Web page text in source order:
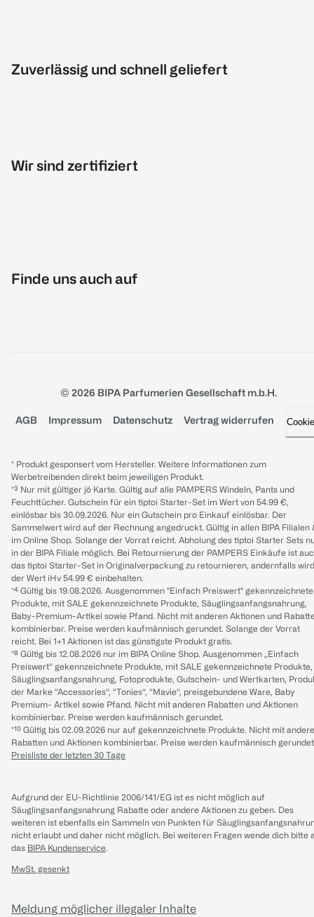
Zuverlässig und schnell geliefert
Wir sind zertifiziert
Finde uns auch auf
© 2026 BIPA Parfumerien Gesellschaft m.b.H.
AGB Impressum Datenschutz Vertrag widerrufen
* Produkt gesponsert vom Hersteller. Weitere Informationen zum
Werbetreibenden direkt beim jeweiligen Produkt.
*³ Nur mit gültiger jö Karte. Gültig auf alle PAMPERS Windeln, Pants und
Feuchttücher. Gutschein für ein tiptoi Starter-Set im Wert von 54.99 €,
einlösbar bis 30.09.2026. Nur ein Gutschein pro Einkauf einlösbar. Der
Sammelwert wird auf der Rechnung angedruckt. Gültig in allen BIPA Filialen
im Online Shop. Solange der Vorrat reicht. Abholung des tiptoi Starter Sets
in der BIPA Filiale möglich. Bei Retournierung der PAMPERS Einkäufe ist
das tiptoi Starter-Set in Originalverpackung zu retournieren, andernfalls wird
der Wert iHv 54.99 € einbehalten.
*⁴ Gültig bis 19.08.2026. Ausgenommen "Einfach Preiswert" gekennzeichnete
Produkte, mit SALE gekennzeichnete Produkte, Säuglingsanfangsnahrung,
Baby-Premium-Artikel sowie Pfand. Nicht mit anderen Aktionen und
kombinierbar. Preise werden kaufmännisch gerundet. Solange der Vorrat
reicht. Bei 1+1 Aktionen ist das günstigste Produkt gratis.
*⁸ Gültig bis 12.08.2026 nur im BIPA Online Shop. Ausgenommen „Einfach
Preiswert“ gekennzeichnete Produkte, mit SALE gekennzeichnete Produkte,
Säuglingsanfangsnahrung, Fotoprodukte, Gutschein- und Wertkarten,
der Marke “Accessories“, “Tonies“, “Mavie“, preisgebundene Ware, Baby
Premium- Artikel sowie Pfand. Nicht mit anderen Rabatten und Aktionen
kombinierbar. Preise werden kaufmännisch gerundet.
*¹⁰ Gültig bis 02.09.2026 nur auf gekennzeichnete Produkte. Nicht mit
Rabatten und Aktionen kombinierbar. Preise werden kaufmännisch
Preisliste der letzten 30 Tage
Aufgrund der EU-Richtlinie 2006/141/EG ist es nicht möglich auf
Säuglingsanfangsnahrung Rabatte oder andere Aktionen zu geben. Des
weiteren ist ebenfalls ein Sammeln von Punkten für
nicht erlaubt und daher nicht möglich. Bei weiteren Fragen wende dich bitte
das BIPA Kundenservice.
MwSt. gesenkt
Meldung möglicher illegaler Inhalte